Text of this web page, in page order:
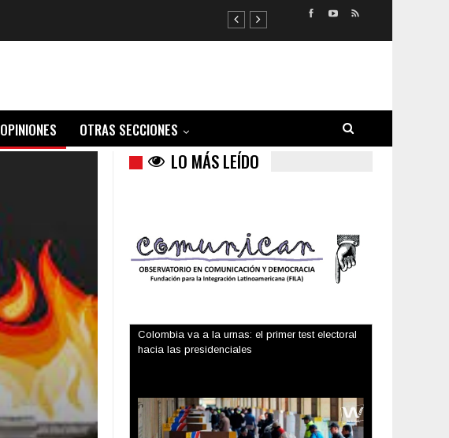
OPINIONES OTRAS SECCIONES
LO MÁS LEÍDO
Trump y las drogas: la viga en los propios ojos